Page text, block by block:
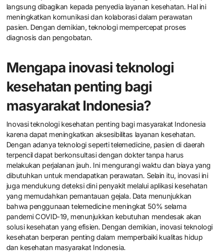
langsung dibagikan kepada penyedia layanan kesehatan. Hal ini
meningkatkan komunikasi dan kolaborasi dalam perawatan
pasien. Dengan demikian, teknologi mempercepat proses
diagnosis dan pengobatan.
Mengapa inovasi teknologi
kesehatan penting bagi
masyarakat Indonesia?
Inovasi teknologi kesehatan penting bagi masyarakat Indonesia
karena dapat meningkatkan aksesibilitas layanan kesehatan.
Dengan adanya teknologi seperti telemedicine, pasien di daerah
terpencil dapat berkonsultasi dengan dokter tanpa harus
melakukan perjalanan jauh. Ini mengurangi waktu dan biaya yang
dibutuhkan untuk mendapatkan perawatan. Selain itu, inovasi ini
juga mendukung deteksi dini penyakit melalui aplikasi kesehatan
yang memudahkan pemantauan gejala. Data menunjukkan
bahwa penggunaan telemedicine meningkat 50% selama
pandemi COVID-19, menunjukkan kebutuhan mendesak akan
solusi kesehatan yang efisien. Dengan demikian, inovasi teknologi
kesehatan berperan penting dalam memperbaiki kualitas hidup
dan kesehatan masyarakat Indonesia.